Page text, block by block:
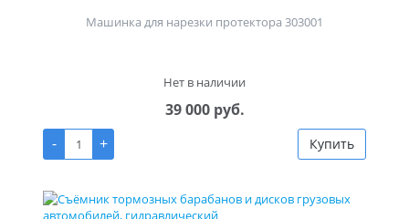
Машинка для нарезки протектора 303001
Нет в наличии
39 000 руб.
-
+ Купить